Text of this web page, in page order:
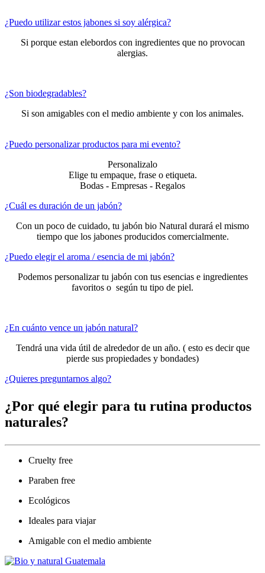
¿Puedo utilizar estos jabones si soy alérgica?
Si porque estan elebordos con ingredientes que no provocan
alergias.
¿Son biodegradables?
Si son amigables con el medio ambiente y con los animales.
¿Puedo personalizar productos para mi evento?
Personalizalo
Elige tu empaque, frase o etiqueta.
Bodas - Empresas - Regalos
¿Cuál es duración de un jabón?
Con un poco de cuidado, tu jabón bio Natural durará el mismo
tiempo que los jabones producidos comercialmente.
¿Puedo elegir el aroma / esencia de mi jabón?
Podemos personalizar tu jabón con tus esencias e ingredientes
favoritos o según tu tipo de piel.
¿En cuánto vence un jabón natural?
Tendrá una vida útil de alrededor de un año. ( esto es decir que
pierde sus propiedades y bondades)
¿Quieres preguntarnos algo?
¿Por qué elegir para tu rutina productos
naturales?
Cruelty free
Paraben free
Ecológicos
Ideales para viajar
Amigable con el medio ambiente